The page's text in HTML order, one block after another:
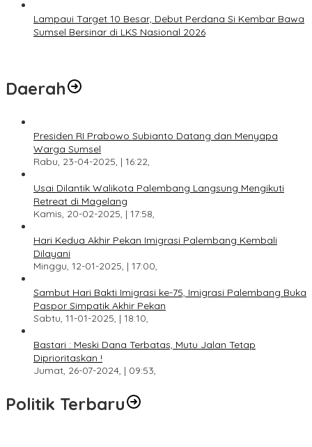
Lampaui Target 10 Besar, Debut Perdana Si Kembar Bawa
Sumsel Bersinar di LKS Nasional 2026
Daerah
Presiden RI Prabowo Subianto Datang dan Menyapa
Warga Sumsel
Rabu, 23-04-2025, | 16:22,
Usai Dilantik Walikota Palembang Langsung Mengikuti
Retreat di Magelang
Kamis, 20-02-2025, | 17:58,
Hari Kedua Akhir Pekan Imigrasi Palembang Kembali
Dilayani
Minggu, 12-01-2025, | 17:00,
Sambut Hari Bakti Imigrasi ke-75, Imigrasi Palembang Buka
Paspor Simpatik Akhir Pekan
Sabtu, 11-01-2025, | 18:10,
Bastari : Meski Dana Terbatas, Mutu Jalan Tetap
Diprioritaskan !
Jumat, 26-07-2024, | 09:53,
Politik Terbaru